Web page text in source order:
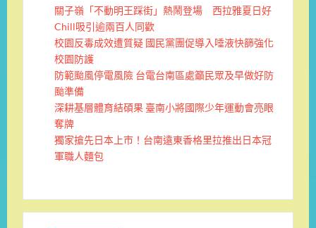
關子嶺「不動明王踩街」熱鬧登場 西拉雅夏日好
Chill吸引逾兩百人同歡
校園反毒成效遭質疑 國民黨團促導入唾液快篩強化
校園防護
防範颱風停電風險 台電台南區處籲民眾及早做好防
颱準備
深耕基層體育結碩果 臺南小將國際少年運動會亮眼
奪牌
獨家搶先日本上市！台南遠東香格里拉推出日本冠
軍職人麵包